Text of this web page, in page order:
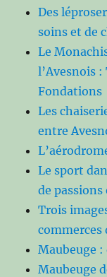
Des
soins et de
Le
l’Avesnois
Fondations
Les
entre
Le sport
de
Trois
commerces
Maubeuge
Maubeuge